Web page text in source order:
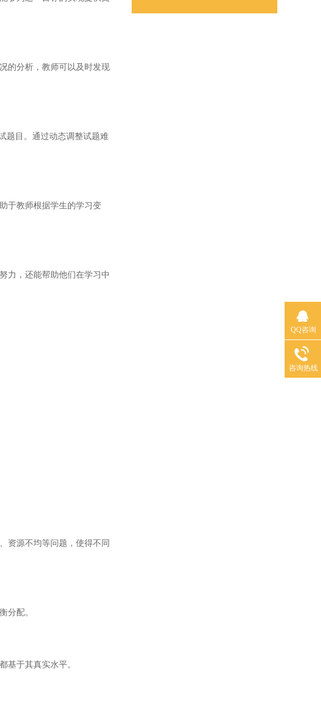
的分析，教师可以及时发现
题目。通过动态调整试题难
于教师根据学生的学习变
力，还能帮助他们在学习中
资源不均等问题，使得不同
分配。
于其真实水平。
QQ咨询
咨询热线